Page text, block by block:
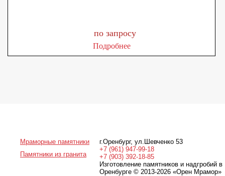
по запросу
Подробнее
Мраморные памятники
Памятники из гранита
г.Оренбург, ул.Шевченко 53
+7 (961) 947-99-18
+7 (903) 392-18-85
Изготовление памятников и надгробий в
Оренбурге © 2013-2026 «Орен Мрамор»